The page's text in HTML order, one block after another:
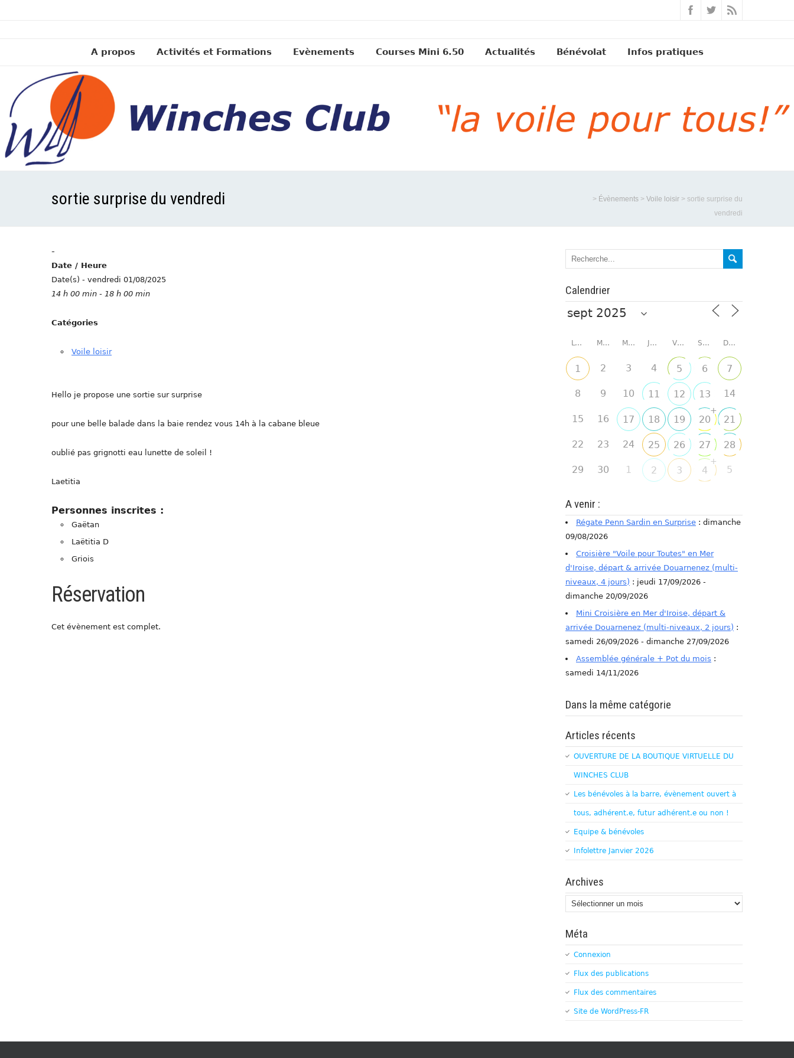
A propos Activités et Formations Evènements Courses Mini 6.50 Actualités Bénévolat Infos pratiques
sortie surprise du vendredi > Évènements > Voile loisir > sortie surprise du
vendredi
-
Date / Heure
Date(s) - vendredi 01/08/2025
14 h 00 min - 18 h 00 min
Catégories
Voile loisir
Hello je propose une sortie sur surprise
pour une belle balade dans la baie rendez vous 14h à la cabane bleue
oublié pas grignotti eau lunette de soleil !
Laetitia
Personnes inscrites :
Gaëtan
Laëtitia D
Griois
Réservation
Cet évènement est complet.
Calendrier
LUNDI MARDI MERCREDI JEUDI VENDREDI SAMEDI DIMANCHE
1 2 3 4 5 6 7
8 9 10 11 12 13 14
15 16 17 18 19 20
+
21
22 23 24 25 26 27 28
29 30 1 2 3 4
+
5
A venir :
Régate Penn Sardin en Surprise : dimanche
09/08/2026
Croisière "Voile pour Toutes" en Mer
d'Iroise, départ & arrivée Douarnenez (multi-
niveaux, 4 jours) : jeudi 17/09/2026 -
dimanche 20/09/2026
Mini Croisière en Mer d'Iroise, départ &
arrivée Douarnenez (multi-niveaux, 2 jours) :
samedi 26/09/2026 - dimanche 27/09/2026
Assemblée générale + Pot du mois :
samedi 14/11/2026
Dans la même catégorie
Articles récents
OUVERTURE DE LA BOUTIQUE VIRTUELLE DU
WINCHES CLUB
Les bénévoles à la barre, évènement ouvert à
tous, adhérent.e, futur adhérent.e ou non !
Equipe & bénévoles
Infolettre Janvier 2026
Archives
Archives
Méta
Connexion
Flux des publications
Flux des commentaires
Site de WordPress-FR